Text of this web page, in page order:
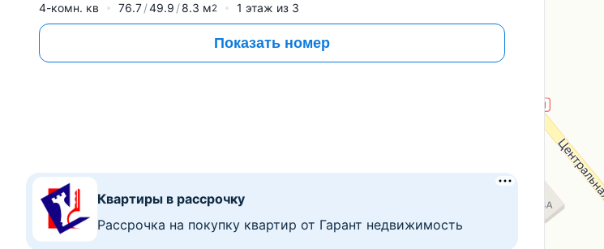
4-комн. кв 76.7 49.9 8.3 м2 1 этаж из 3
Показать номер
Квартиры в рассрочку
Рассрочка на покупку квартир от Гарант недвижимость